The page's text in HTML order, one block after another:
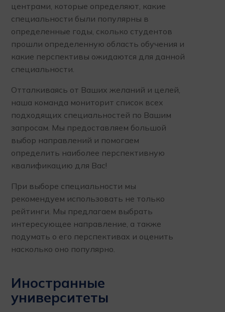
центрами, которые определяют, какие
специальности были популярны в
определенные годы, сколько студентов
прошли определенную область обучения и
какие перспективы ожидаются для данной
специальности.
Отталкиваясь от Ваших желаний и целей,
наша команда мониторит список всех
подходящих специальностей по Вашим
запросам. Мы предоставляем большой
выбор направлений и помогаем
определить наиболее перспективную
квалификацию для Вас!
При выборе специальности мы
рекомендуем использовать не только
рейтинги. Мы предлагаем выбрать
интересующее направление, а также
подумать о его перспективах и оценить
насколько оно популярно.
Иностранные
университеты